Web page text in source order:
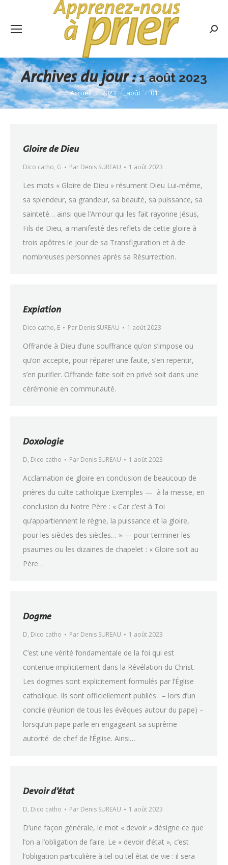
Archives du jour :1 août 2023
Vous êtes ici :
Accueil 2023 août 01
Gloire de Dieu
Dico catho, G Par Denis SUREAU 1 août 2023
Les mots « Gloire de Dieu » résument Dieu Lui-même,
sa splendeur, sa grandeur, sa beauté, sa puissance, sa
sainteté… ainsi que l’Amour qui les fait rayonne Jésus,
Fils de Dieu, a manifesté des reflets de cette gloire à
trois apôtres le jour de sa Transfiguration et à de
nombreuses personnes après sa Résurrection.
Expiation
Dico catho, E Par Denis SUREAU 1 août 2023
Offrande à Dieu d’une souffrance qu’on s’impose ou
qu’on accepte, pour réparer une faute, s’en repentir,
s’en purifier. Offrande faite soit en privé soit dans une
cérémonie en communauté.
Doxologie
D, Dico catho Par Denis SUREAU 1 août 2023
Acclamation de gloire en conclusion de beaucoup de
prières du culte catholique Exemples — à la messe, en
conclusion du Notre Père : « Car c’est à Toi
qu’appartiennent le règne, la puissance et la gloire,
pour les siècles des siècles… » — pour terminer les
psaumes ou les dizaines de chapelet : « Gloire soit au
Père…
Dogme
D, Dico catho Par Denis SUREAU 1 août 2023
C’est une vérité fondamentale de la foi qui est
contenue implicitement dans la Révélation du Christ.
Les dogmes sont explicitement formulés par l’Église
catholique. Ils sont officiellement publiés : – lors d’un
concile (réunion de tous les évêques autour du pape) –
lorsqu’un pape parle en engageant sa suprême
autorité de chef de l’Église. Ainsi…
Devoir d’état
D, Dico catho Par Denis SUREAU 1 août 2023
D’une façon générale, le mot « devoir » désigne ce que
l’on a l’obligation de faire. Le « devoir d’état », c’est
l’obligation particulière à tel ou tel état de vie : il sera